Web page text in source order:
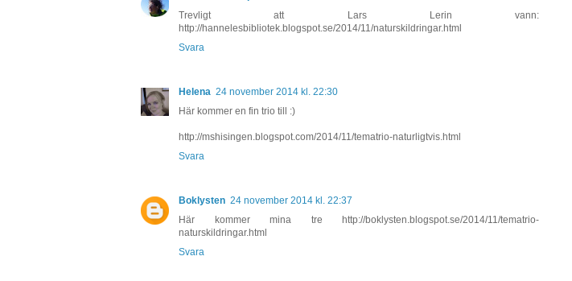
Trevligt att Lars Lerin vann:
http://hannelesbibliotek.blogspot.se/2014/11/naturskildringar.html
Svara
Helena 24 november 2014 kl. 22:30
Här kommer en fin trio till :)
http://mshisingen.blogspot.com/2014/11/tematrio-naturligtvis.html
Svara
Boklysten 24 november 2014 kl. 22:37
Här kommer mina tre http://boklysten.blogspot.se/2014/11/tematrio-
naturskildringar.html
Svara